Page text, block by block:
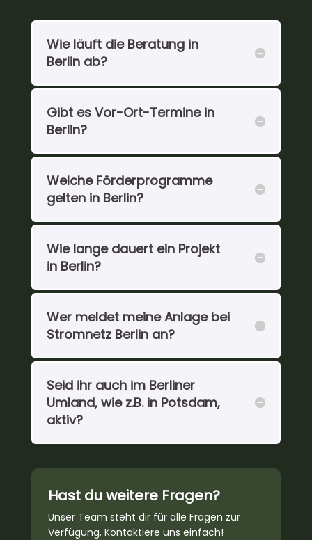
Wie läuft die Beratung in
Berlin ab?
Gibt es Vor-Ort-Termine in
Berlin?
Welche Förderprogramme
gelten in Berlin?
Wie lange dauert ein Projekt
in Berlin?
Wer meldet meine Anlage bei
Stromnetz Berlin an?
Seid ihr auch im Berliner
Umland, wie z.B. in Potsdam,
aktiv?
Hast du weitere Fragen?
Unser Team steht dir für alle Fragen zur
Verfügung. Kontaktiere uns einfach!